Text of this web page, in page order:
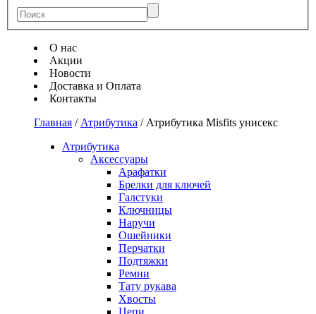
О нас
Акции
Новости
Доставка и Оплата
Контакты
Главная / Атрибутика / Атрибутика Misfits унисекс
Атрибутика
Аксессуары
Арафатки
Брелки для ключей
Галстуки
Ключницы
Наручи
Ошейники
Перчатки
Подтяжки
Ремни
Тату рукава
Хвосты
Цепи